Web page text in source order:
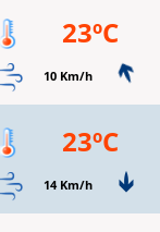
23ºC
10 Km/h
23ºC
14 Km/h